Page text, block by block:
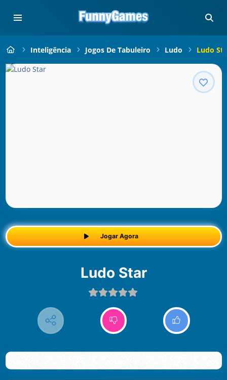
Inteligência Jogos De Tabuleiro Ludo Ludo
Jogar Agora
Ludo Star